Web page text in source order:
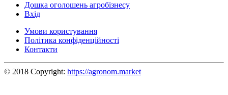
Дошка оголошень агробізнесу
Вхід
Умови користування
Політика конфіденційності
Контакти
© 2018 Copyright: https://agronom.market